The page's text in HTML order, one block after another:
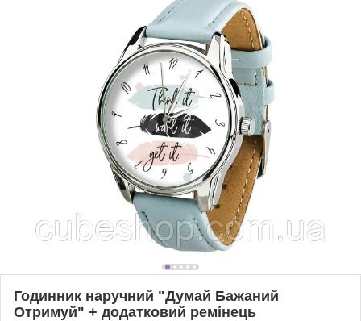
Годинник наручний "Думай Бажаний
Отримуй" + додатковий ремінець